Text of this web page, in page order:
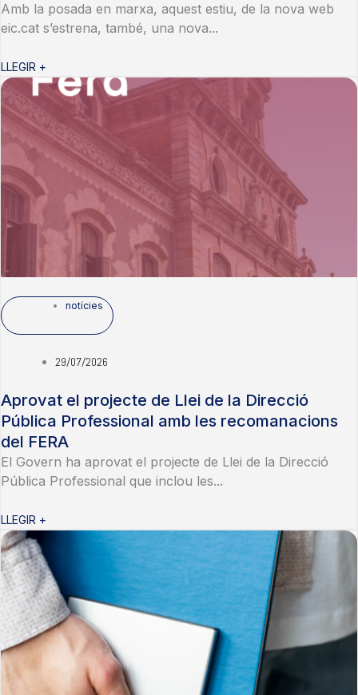
Amb la posada en marxa, aquest estiu, de la nova web
eic.cat s’estrena, també, una nova...
LLEGIR +
notícies
29/07/2026
Aprovat el projecte de Llei de la Direcció
Pública Professional amb les recomanacions
del FERA
El Govern ha aprovat el projecte de Llei de la Direcció
Pública Professional que inclou les...
LLEGIR +